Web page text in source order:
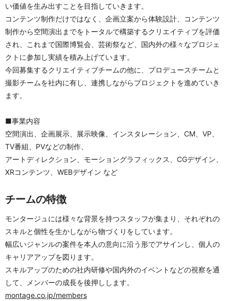
い価値を生み出すことを目指していきます。
コンテンツ制作だけではなく、企画立案から体験設計、コンテンツ
制作から空間演出までをトータルで構築するクリエイティブを評価
され、これまで国際博覧会、芸術祭など、国内外の様々なプロジェ
クトに参加し実績を積み上げています。
今回募集するクリエイティブチームの他に、プロデュースチームと
撮影チームを社内に有し、連携しながらプロジェクトを進めていき
ます。
■事業内容
空間演出、企画展示、展示映像、インスタレーション、CM、VP、
TV番組、PVなどの制作、
アートディレクション、モーショングラフィックス、CGデザイン、
XRコンテンツ、WEBデザイン など
チームの特徴
モンタージュには様々な背景を持つスタッフが集まり、それぞれの
スキルと個性を生かしながら物づくりをしています。
幅広いジャンルの案件を本人の意向に沿う形でアサインし、個人の
キャリアアップを図ります。
スキルアップのための社内研修や国内外のイベントなどの視察を通
して、メンバーの成長を後押しします。
montage.co.jp/members